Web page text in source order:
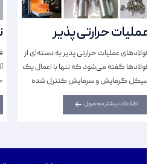
عملیات حرارتی پذیر
فولاد‌های عملیات حرارتی پذیر به دسته‌ای از
فولادها گفته می‌شود که تنها با اعمال یک
سیکل گرمایش و سرمایش کنترل شده
(بدون اعمال تغییرات در ترکیب شیمیایی)،
تغییرات فازی، ساختاری و تغییرات...
اطلاعات بیشتر محصول